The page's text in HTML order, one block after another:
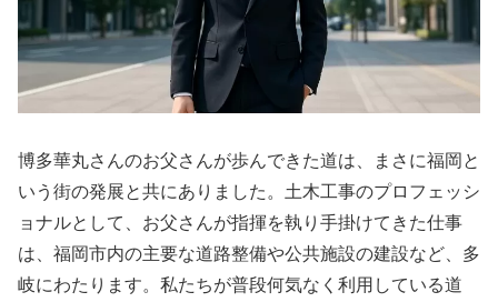
博多華丸さんのお父さんが歩んできた道は、まさに福岡と
いう街の発展と共にありました。土木工事のプロフェッシ
ョナルとして、お父さんが指揮を執り手掛けてきた仕事
は、福岡市内の主要な道路整備や公共施設の建設など、多
岐にわたります。私たちが普段何気なく利用している道